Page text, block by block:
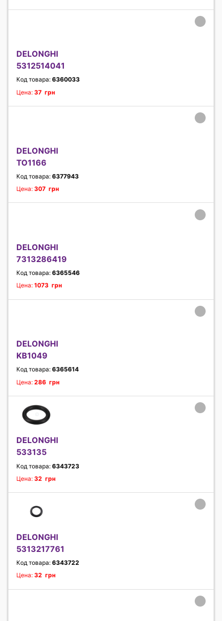
DELONGHI
5312514041
Код товара: 6360033
Цена: 37 грн
DELONGHI
TO1166
Код товара: 6377943
Цена: 307 грн
DELONGHI
7313286419
Код товара: 6365546
Цена: 1073 грн
DELONGHI
KB1049
Код товара: 6365614
Цена: 286 грн
DELONGHI
533135
Код товара: 6343723
Цена: 32 грн
DELONGHI
5313217761
Код товара: 6343722
Цена: 32 грн